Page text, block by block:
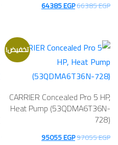
66385EGP
السعر
66385 EGP.
64385EGP
السعر
64385 EGP.تخفيض!
CARRIER Concealed Pro 5 HP,
Heat Pump (53QDMA6T36N-
728)
97055EGP
السعر95055EGP
السعر